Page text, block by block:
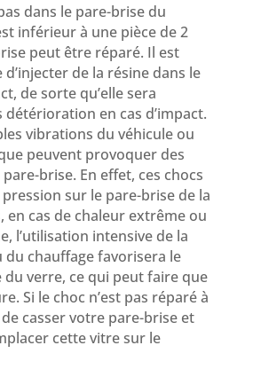
dans le pare-brise du
inférieur à une pièce de 2
peut être réparé. Il est
de la résine dans le
de sorte qu’elle sera
détérioration en cas d’impact.
vibrations du véhicule ou
peuvent provoquer des
brise. En effet, ces chocs
sur le pare-brise de la
en cas de chaleur extrême ou
l’utilisation intensive de la
chauffage favorisera le
verre, ce qui peut faire que
Si le choc n’est pas réparé à
casser votre pare-brise et
cette vitre sur le